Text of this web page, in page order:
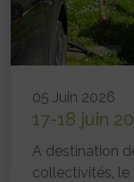
05 Juin 2026
17-18 juin
A destination
collectivités, le